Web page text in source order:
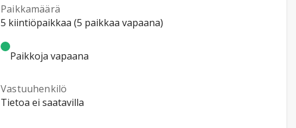
Paikkamäärä
5 kiintiöpaikkaa (5 paikkaa vapaana)
Paikkoja vapaana
Vastuuhenkilö
Tietoa ei saatavilla